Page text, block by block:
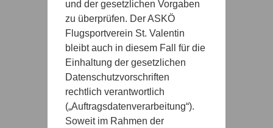
und der gesetzlichen Vorgaben
zu überprüfen. Der ASKÖ
Flugsportverein St. Valentin
bleibt auch in diesem Fall für die
Einhaltung der gesetzlichen
Datenschutzvorschriften
rechtlich verantwortlich
(„Auftragsdatenverarbeitung“).
Soweit im Rahmen der